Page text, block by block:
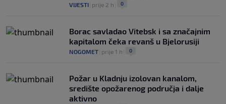
VIJESTI prije 2 h 0
Borac savladao Vitebsk i sa značajnim
kapitalom čeka revanš u Bjelorusiji
NOGOMET prije 1 h 0
Požar u Kladnju izolovan kanalom,
središte opožarenog područja i dalje
aktivno